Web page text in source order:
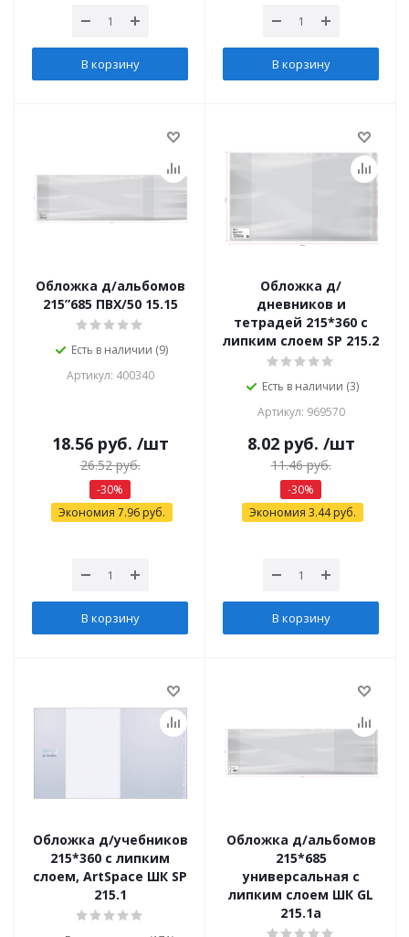
В корзину В корзину
Обложка д/альбомов
215”685 ПBX/50 15.15
Есть в наличии (9)
Артикул: 400340
18.56руб. /шт
26.52руб.
-30%
Экономия 7.96руб.
В корзину
Обложка д/
дневников и
тетрадей 215*360 с
липким слоем SP 215.2
Есть в наличии (3)
Артикул: 969570
8.02руб. /шт
11.46руб.
-30%
Экономия 3.44руб.
В корзину
Обложка д/учебников
215*360 с липким
слоем, ArtSpace ШК SP
215.1
Обложка д/альбомов
215*685
универсальная с
липким слоем ШК GL
215.1a